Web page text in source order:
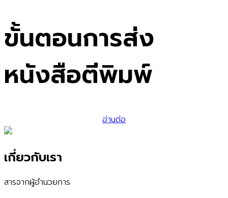
ขั้นตอนการส่ง
หนังสือตีพิมพ์
อ่านต่อ
เกี่ยวกับเรา
สารจากผู้อำนวยการ